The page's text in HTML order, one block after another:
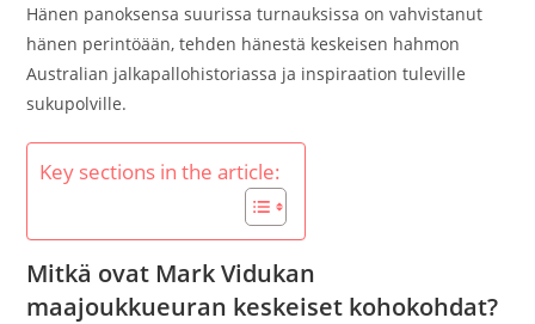
Hänen panoksensa suurissa turnauksissa on vahvistanut
hänen perintöään, tehden hänestä keskeisen hahmon
Australian jalkapallohistoriassa ja inspiraation tuleville
sukupolville.
Key sections in the article:
Mitkä ovat Mark Vidukan
maajoukkueuran keskeiset kohokohdat?